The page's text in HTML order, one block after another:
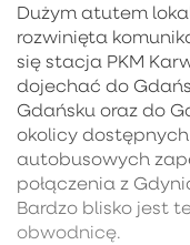
Dużym atutem
rozwinięta
się stacja PKM
dojechać do
Gdańsku oraz do
okolicy
autobusowych
połączenia z
Bardzo blisko jest
obwodnicę.